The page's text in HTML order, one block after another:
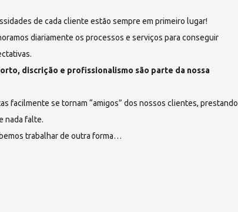
de cada cliente estão sempre em primeiro lugar!
diariamente os processos e serviços para conseguir
discrição e profissionalismo são parte da nossa
facilmente se tornam “amigos” dos nossos clientes, prestando
nada falte.
trabalhar de outra forma…